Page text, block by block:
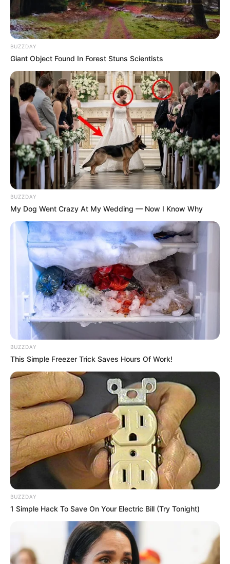
BUZZDAY
Giant Object Found In Forest Stuns Scientists
BUZZDAY
My Dog Went Crazy At My Wedding — Now I Know Why
BUZZDAY
This Simple Freezer Trick Saves Hours Of Work!
BUZZDAY
1 Simple Hack To Save On Your Electric Bill (Try Tonight)